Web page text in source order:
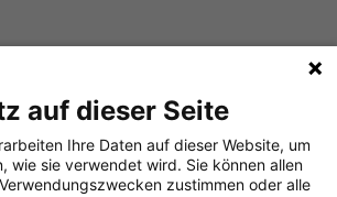
Alle Abos im Überblick
Print-Abo
Digital-Abo
Impressum
Datenschutz
Mediadaten
auf dieser Seite
Ihre Daten auf dieser Website, um
wie sie verwendet wird. Sie können allen
zustimmen oder alle